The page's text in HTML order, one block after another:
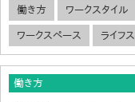
働き方 ワークスタイル
ワークスペース ライフ
働き方